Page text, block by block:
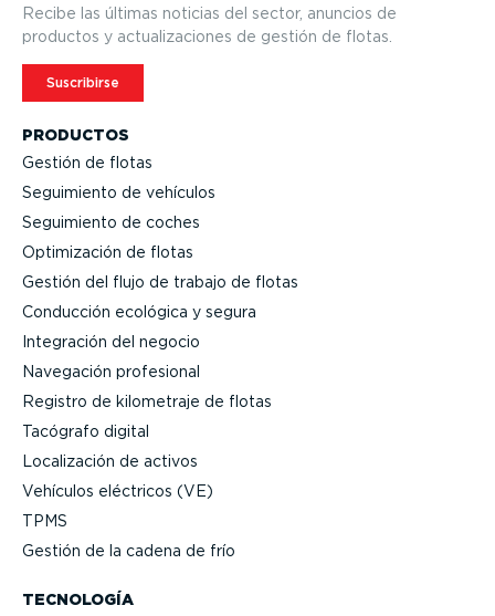
PRODUCTOS
Gestión de flotas
Seguimiento de vehículos
Seguimiento de coches
Optimi­zación de flotas
Gestión del flujo de trabajo de flotas
Conducción ecológica y segura
Integración del negocio
Navegación profesional
Registro de kilometraje de flotas
Tacógrafo digital
Locali­zación de activos
Vehículos eléctricos (VE)
TPMS
Gestión de la cadena de frío
TECNOLOGÍA
Recibe las últimas noticias del sector, anuncios de
productos y actua­li­za­ciones de gestión de flotas.
Suscribirse